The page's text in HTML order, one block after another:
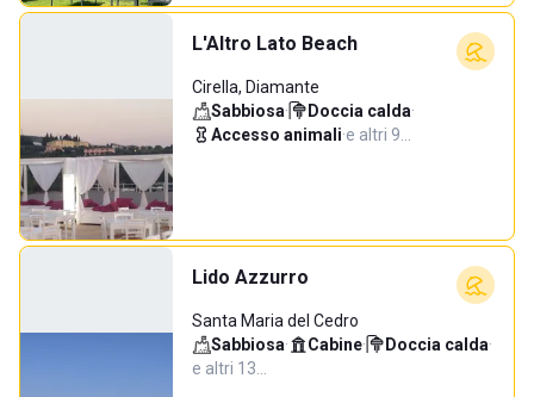
L'Altro Lato Beach
Cirella, Diamante
Sabbiosa· Doccia calda·
Accesso animali·e altri 9…
Lido Azzurro
Santa Maria del Cedro
Sabbiosa· Cabine· Doccia calda·
e altri 13…